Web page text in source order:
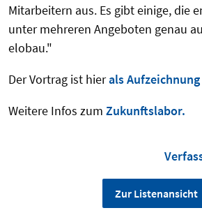
Mitarbeitern aus. Es gibt einige, die
unter mehreren Angeboten genau
elobau."
Der Vortrag ist hierals Aufzeichnung
Weitere Infos zum Zukunftslabor.
Zur Listenansicht